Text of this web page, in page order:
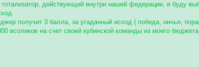
действующий внутри нашей федерации, я буду
получит 3 балла, за угаданный исход ( победа, ничья,
всоликов на счет своей кубинской команды из моего